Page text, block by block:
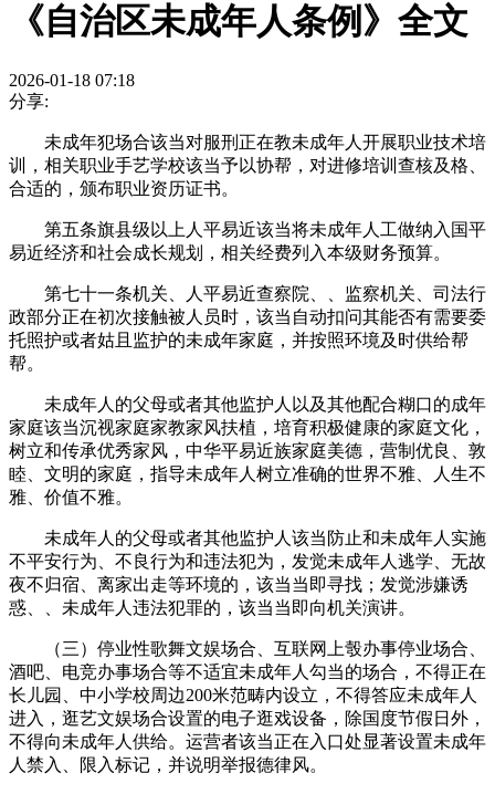
《自治区未成年人条例》全文
2026-01-18 07:18
分享:
未成年犯场合该当对服刑正在教未成年人开展职业技术培
训，相关职业手艺学校该当予以协帮，对进修培训查核及格、
合适的，颁布职业资历证书。
第五条旗县级以上人平易近该当将未成年人工做纳入国平
易近经济和社会成长规划，相关经费列入本级财务预算。
第七十一条机关、人平易近查察院、、监察机关、司法行
政部分正在初次接触被人员时，该当自动扣问其能否有需要委
托照护或者姑且监护的未成年家庭，并按照环境及时供给帮
帮。
未成年人的父母或者其他监护人以及其他配合糊口的成年
家庭该当沉视家庭家教家风扶植，培育积极健康的家庭文化，
树立和传承优秀家风，中华平易近族家庭美德，营制优良、敦
睦、文明的家庭，指导未成年人树立准确的世界不雅、人生不
雅、价值不雅。
未成年人的父母或者其他监护人该当防止和未成年人实施
不平安行为、不良行为和违法犯为，发觉未成年人逃学、无故
夜不归宿、离家出走等环境的，该当当即寻找；发觉涉嫌诱
惑、、未成年人违法犯罪的，该当当即向机关演讲。
（三）停业性歌舞文娱场合、互联网上彀办事停业场合、
酒吧、电竞办事场合等不适宜未成年人勾当的场合，不得正在
长儿园、中小学校周边200米范畴内设立，不得答应未成年人
进入，逛艺文娱场合设置的电子逛戏设备，除国度节假日外，
不得向未成年人供给。运营者该当正在入口处显著设置未成年
人禁入、限入标记，并说明举报德律风。